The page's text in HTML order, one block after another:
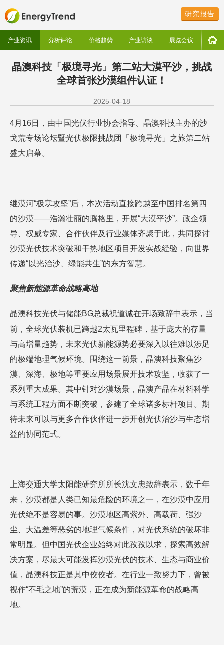
研究报告
产业资讯 分析评论 价格趋势 产业访谈 展览会议
晶澳科技「极境寻光」第二站大漠平沙，挑战
全球首张沙漠组件认证！
2025-04-18
4月16日，由中国光伏行业协会指导、晶澳科技主办的沙
戈荒专场论坛暨光伏极限挑战团「极境寻光」之旅第二站
盛大启幕。
继漠河“极寒攻坚”后，本次活动直接跨越至中国排名第四
的沙漠——浩瀚壮丽的腾格里，开展“大漠平沙”。政企领
导、权威专家、合作伙伴及行业媒体齐聚于此，共同探讨
沙漠光伏技术突破和干热地区项目开发实战经验，向世界
传递“以光治沙、绿能共生”的东方智慧。
聚焦新能源革命战略高地
晶澳科技光伏与储能BG总裁祝道诚在开场致辞中表示，当
前，全球光伏装机已跨越2太瓦里程碑，基于庞大的存量
与高增量趋势，未来光伏新能源势必要深入以往难以涉足
的极端地理气候环境。围绕这一前景，晶澳科技聚焦沙
漠、深海、极地等重要应用场景展开技术攻坚，收获了一
系列重大成果。其中针对沙漠场景，晶澳产品在材料科学
与系统工程方面不断突破，参建了全球诸多标杆项目。期
待未来可以与更多合作伙伴进一步开创光伏治沙与生态增
益的协同范式。
上海交通大学太阳能研究所所长沈文忠致辞表示，数千年
来，沙漠都是人类已知最危险的环境之一，在沙漠中应用
光伏绝不是容易的事。沙漠地区高紫外、高载荷、强沙
尘、大温差等恶劣的地理气候条件，对光伏系统的破坏非
常明显。但中国光伏企业始终对此孜孜以求，探索高效解
决方案，尽最大可能发挥沙漠光伏的技术、生态与商业价
值，晶澳科技正是其中佼佼者。在行业一致努力下，曾被
视作“不毛之地”的荒漠，正在成为新能源革命的战略高
地。